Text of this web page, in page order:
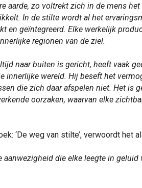
aarde, zo voltrekt zich in de mens
In de stilte wordt al het
en geïntegreerd. Elke werkelijk
regionen van de ziel.
naar buiten is gericht, heeft vaak
innerlijke wereld. Hij beseft het
die zich daar afspelen niet. Het is
oorzaken, waarvan elke
‘De weg van stilte’, verwoordt het
aanwezigheid die elke leegte in